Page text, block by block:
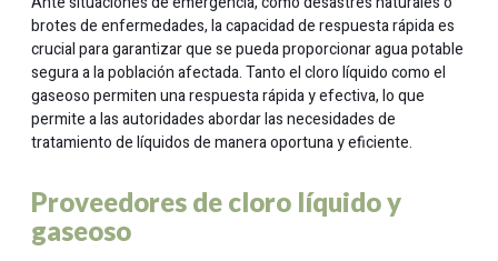
brotes de enfermedades, la capacidad de respuesta rápida es
crucial para garantizar que se pueda proporcionar agua potable
segura a la población afectada. Tanto el cloro líquido como el
gaseoso permiten una respuesta rápida y efectiva, lo que
permite a las autoridades abordar las necesidades de
tratamiento de líquidos de manera oportuna y eficiente.
Proveedores de cloro líquido y
gaseoso